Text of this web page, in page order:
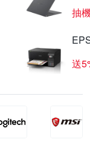
抽
送